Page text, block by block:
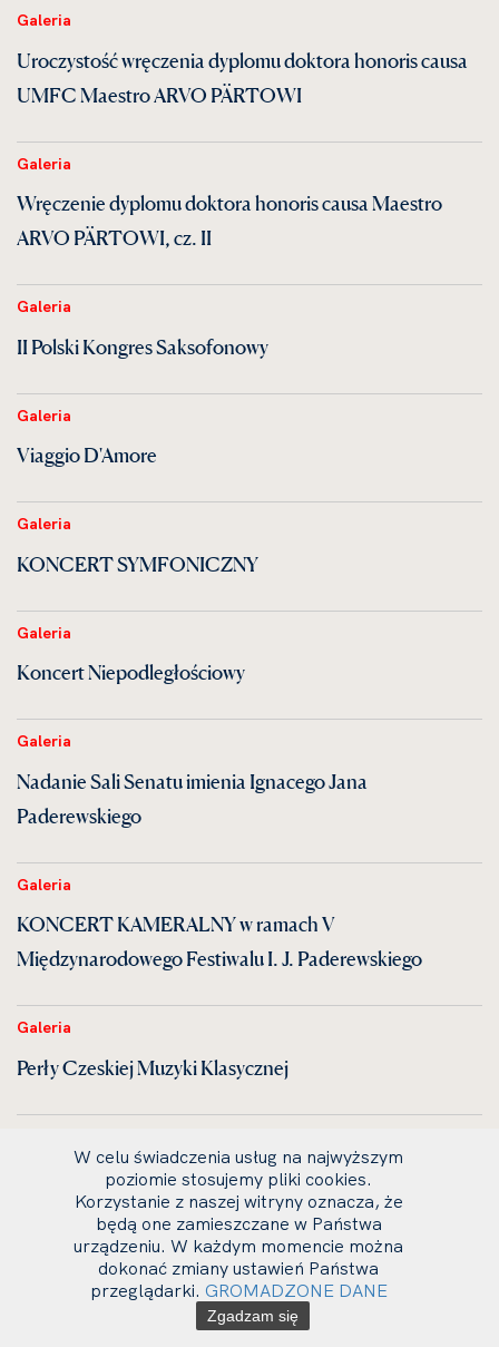
Galeria
Uroczystość wręczenia dyplomu doktora honoris causa
UMFC Maestro ARVO PÄRTOWI
Galeria
Wręczenie dyplomu doktora honoris causa Maestro
ARVO PÄRTOWI, cz. II
Galeria
II Polski Kongres Saksofonowy
Galeria
Viaggio D'Amore
Galeria
KONCERT SYMFONICZNY
Galeria
Koncert Niepodległościowy
Galeria
Nadanie Sali Senatu imienia Ignacego Jana
Paderewskiego
Galeria
KONCERT KAMERALNY w ramach V
Międzynarodowego Festiwalu I. J. Paderewskiego
Galeria
Perły Czeskiej Muzyki Klasycznej
KONCERT SYMFONICZNY
Uroczystość dyplomatorium
W celu świadczenia usług na najwyższym
poziomie stosujemy pliki cookies.
Korzystanie z naszej witryny oznacza, że
będą one zamieszczane w Państwa
urządzeniu. W każdym momencie można
dokonać zmiany ustawień Państwa
przeglądarki. GROMADZONE DANE
Zgadzam się